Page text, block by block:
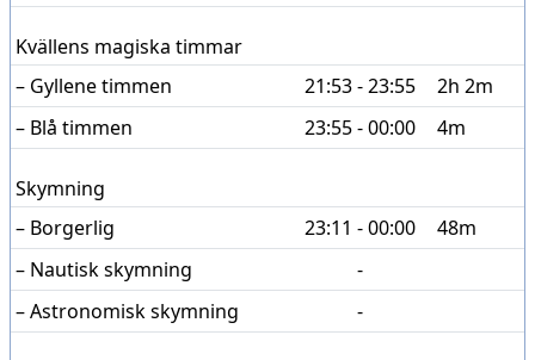
Kvällens magiska timmar
– Gyllene timmen
21:53 - 23:55
2h 2m
– Blå timmen
23:55 - 00:00 4m
Skymning
– Borgerlig
23:11 - 00:00
48m
– Nautisk skymning
-
– Astronomisk skymning
-